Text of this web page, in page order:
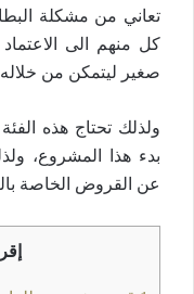
تعاني من مشكلة
كل منهم الى
صغير ليتمكن من
ولذلك تحتاج هذه
بدء هذا المشروع،
عن القروض الخاصة